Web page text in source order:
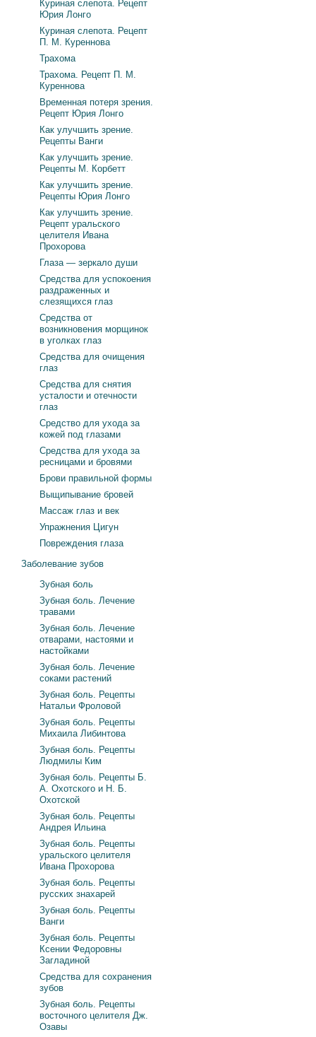
Куриная слепота. Рецепт
Юрия Лонго
Куриная слепота. Рецепт
П. М. Куреннова
Трахома
Трахома. Рецепт П. М.
Куреннова
Временная потеря зрения.
Рецепт Юрия Лонго
Как улучшить зрение.
Рецепты Ванги
Как улучшить зрение.
Рецепты М. Корбетт
Как улучшить зрение.
Рецепты Юрия Лонго
Как улучшить зрение.
Рецепт уральского
целителя Ивана
Прохорова
Глаза — зеркало души
Средства для успокоения
раздраженных и
слезящихся глаз
Средства от
возникновения морщинок
в уголках глаз
Средства для очищения
глаз
Средства для снятия
усталости и отечности
глаз
Средство для ухода за
кожей под глазами
Средства для ухода за
ресницами и бровями
Брови правильной формы
Выщипывание бровей
Массаж глаз и век
Упражнения Цигун
Повреждения глаза
Заболевание зубов
Зубная боль
Зубная боль. Лечение
травами
Зубная боль. Лечение
отварами, настоями и
настойками
Зубная боль. Лечение
соками растений
Зубная боль. Рецепты
Натальи Фроловой
Зубная боль. Рецепты
Михаила Либинтова
Зубная боль. Рецепты
Людмилы Ким
Зубная боль. Рецепты Б.
А. Охотского и Н. Б.
Охотской
Зубная боль. Рецепты
Андрея Ильина
Зубная боль. Рецепты
уральского целителя
Ивана Прохорова
Зубная боль. Рецепты
русских знахарей
Зубная боль. Рецепты
Ванги
Зубная боль. Рецепты
Ксении Федоровны
Загладиной
Средства для сохранения
зубов
Зубная боль. Рецепты
восточного целителя Дж.
Озавы